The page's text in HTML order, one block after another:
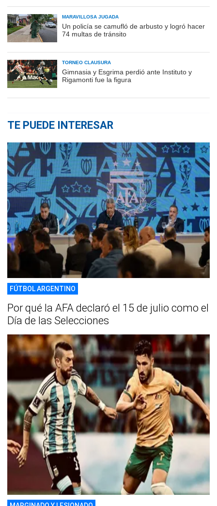
MARAVILLOSA JUGADA
Un policía se camufló de arbusto y logró hacer
74 multas de tránsito
TORNEO CLAUSURA
Gimnasia y Esgrima perdió ante Instituto y
Rigamonti fue la figura
TE PUEDE INTERESAR
FÚTBOL ARGENTINO
Por qué la AFA declaró el 15 de julio como el
Día de las Selecciones